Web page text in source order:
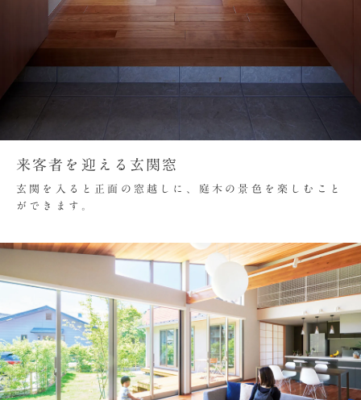
来客者を迎える玄関窓
玄関を入ると正面の窓越しに、庭木の景色を楽しむこと
ができます。